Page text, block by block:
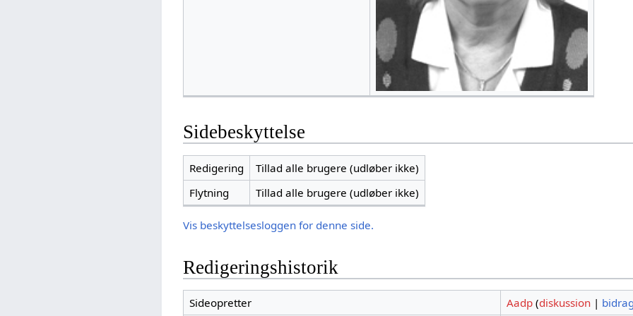
Sidebeskyttelse
Redigering
Tillad alle brugere (udløber ikke)
Flytning
Tillad alle brugere (udløber ikke)
Vis beskyttelsesloggen for denne side.
Redigeringshistorik
Sideopretter Aadp (diskussion|